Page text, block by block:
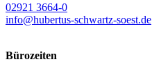
02921 3664-0
info@hubertus-schwartz-soest.de
Bürozeiten